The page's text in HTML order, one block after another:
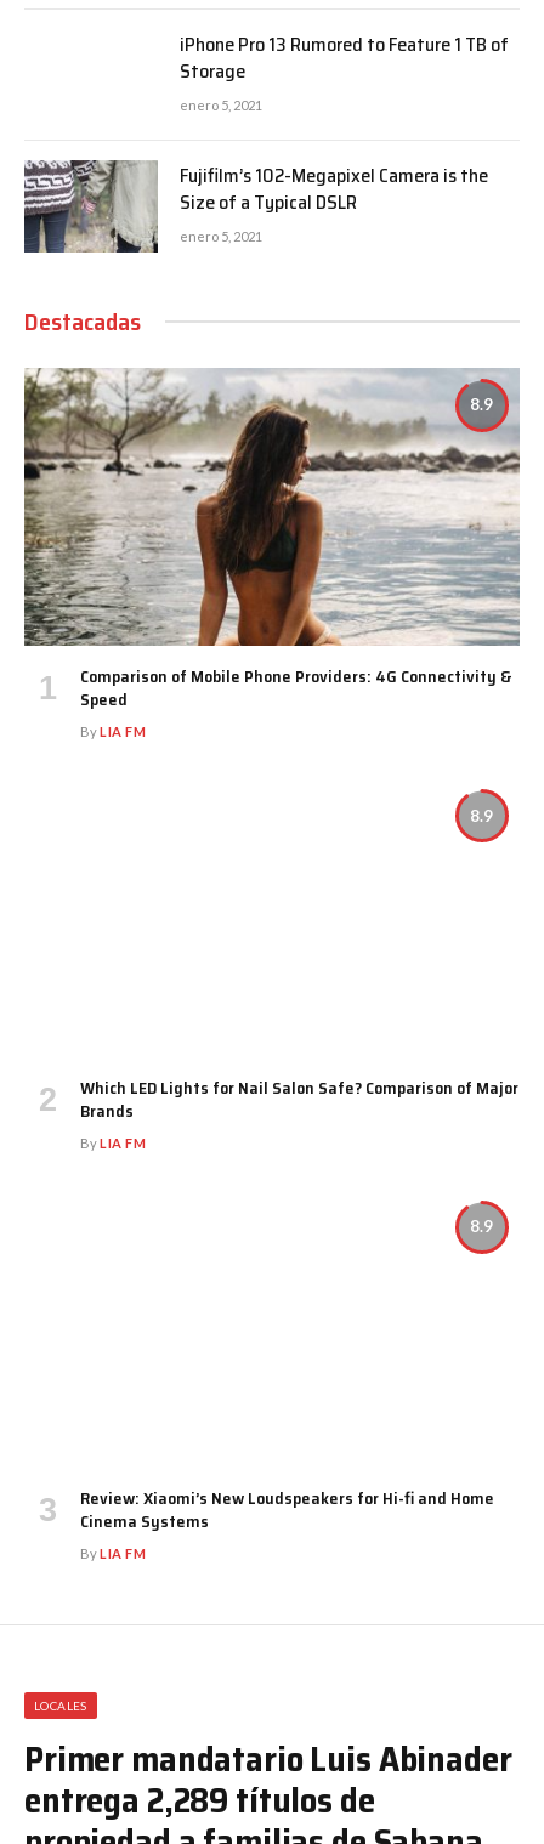
iPhone Pro 13 Rumored to Feature 1 TB of
Storage
enero 5, 2021
Fujifilm’s 102-Megapixel Camera is the
Size of a Typical DSLR
enero 5, 2021
Destacadas
8.9
Comparison of Mobile Phone Providers: 4G Connectivity &
Speed
ByLIA FM
8.9
Which LED Lights for Nail Salon Safe? Comparison of Major
Brands
ByLIA FM
8.9
Review: Xiaomi’s New Loudspeakers for Hi-fi and Home
Cinema Systems
ByLIA FM
LOCALES
Primer mandatario Luis Abinader
entrega 2,289 títulos de